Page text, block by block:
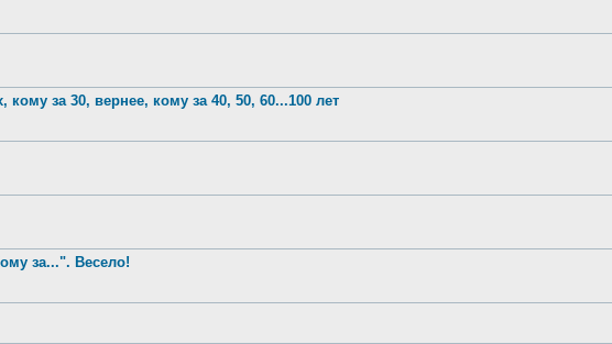
кому за 30, вернее, кому за 40, 50, 60...100 лет
за...". Весело!